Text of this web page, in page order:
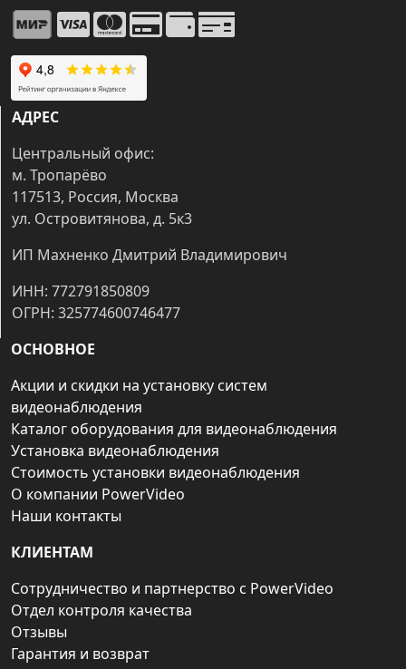
АДРЕС
Центральный офис:
м. Тропарёво
117513, Россия, Москва
ул. Островитянова, д. 5к3
ИП Махненко Дмитрий Владимирович
ИНН: 772791850809
ОГРН: 325774600746477
ОСНОВНОЕ
Акции и скидки на установку систем
видеонаблюдения
Каталог оборудования для видеонаблюдения
Установка видеонаблюдения
Стоимость установки видеонаблюдения
О компании PowerVideo
Наши контакты
КЛИЕНТАМ
Сотрудничество и партнерство с PowerVideo
Отдел контроля качества
Отзывы
Гарантия и возврат